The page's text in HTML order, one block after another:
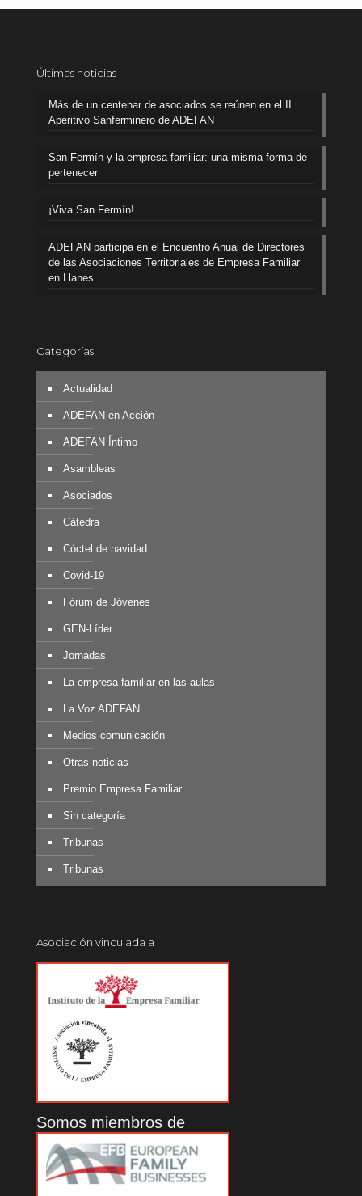
Últimas noticias
Más de un centenar de asociados se reúnen en el II
Aperitivo Sanferminero de ADEFAN
San Fermín y la empresa familiar: una misma forma de
pertenecer
¡Viva San Fermín!
ADEFAN participa en el Encuentro Anual de Directores
de las Asociaciones Territoriales de Empresa Familiar
en Llanes
Categorías
Actualidad
ADEFAN en Acción
ADEFAN Íntimo
Asambleas
Asociados
Cátedra
Cóctel de navidad
Covid-19
Fórum de Jóvenes
GEN-Líder
Jornadas
La empresa familiar en las aulas
La Voz ADEFAN
Medios comunicación
Otras noticias
Premio Empresa Familiar
Sin categoría
Tribunas
Tribunas
Asociación vinculada a
Somos miembros de